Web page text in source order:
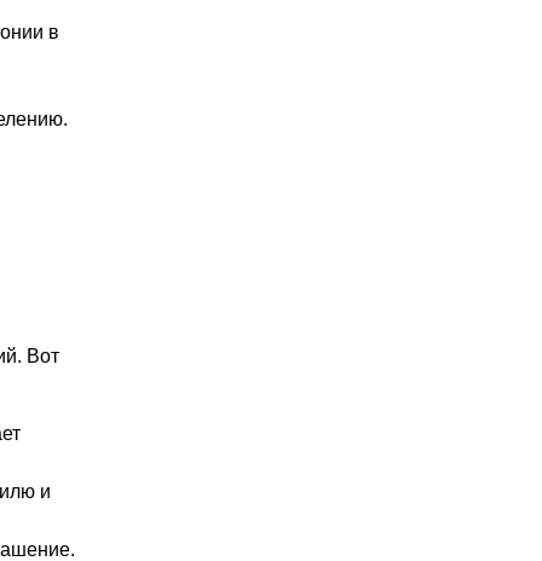
в
Вот
и